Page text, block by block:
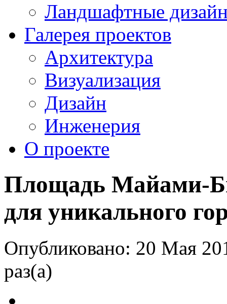
Ландшафтные
Галерея проектов
Архитектура
Визуализация
Дизайн
Инженерия
О проекте
Площадь Майами-
для уникального
Опубликовано: 20 Мая
раз(а)